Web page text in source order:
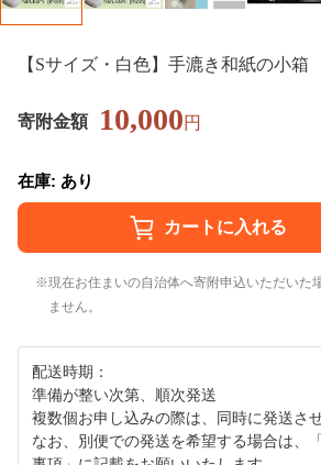
【Sサイズ・白色】手漉き和紙の小箱
寄附金額 10,000円
在庫: あり
現在お住まいの自治体へ寄附申込いただいた
ません。
配送時期：
準備が整い次第、順次発送
複数個お申し込みの際は、同時に発送さ
なお、別便での発送を希望する場合は、